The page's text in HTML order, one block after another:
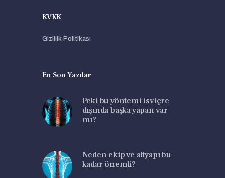
KVKK
Gizlilik Politikası
En Son Yazılar
Peki bu yöntemi isviçre
dışında başka yapan var
mı?
Neden ekip ve altyapı bu
kadar önemli?